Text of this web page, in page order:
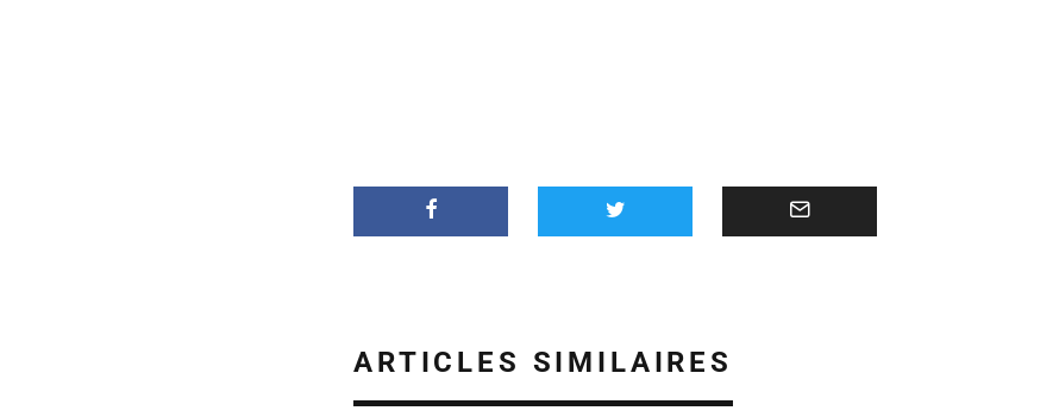
ARTICLES SIMILAIRES